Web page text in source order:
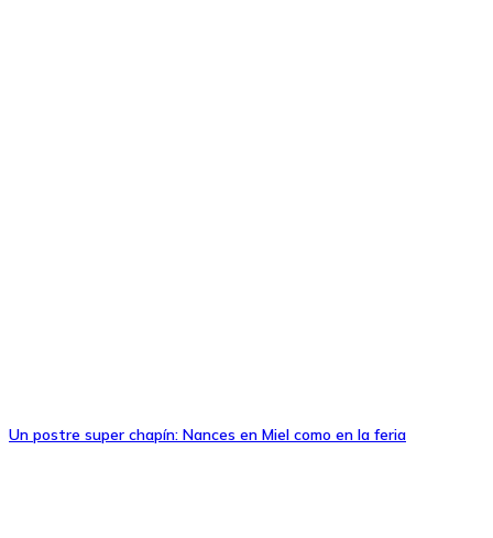
Un postre super chapín: Nances en Miel como en la feria